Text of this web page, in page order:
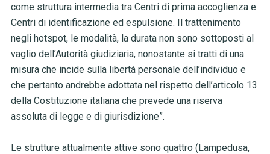
come struttura intermedia tra Centri di prima accoglienza e
Centri di identificazione ed espulsione. Il trattenimento
negli hotspot, le modalità, la durata non sono sottoposti al
vaglio dell’Autorità giudiziaria, nonostante si tratti di una
misura che incide sulla libertà personale dell’individuo e
che pertanto andrebbe adottata nel rispetto dell’articolo 13
della Costituzione italiana che prevede una riserva
assoluta di legge e di giurisdizione”.
Le strutture attualmente attive sono quattro (Lampedusa,